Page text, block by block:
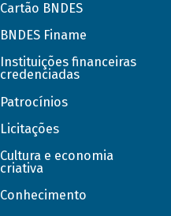
Cartão BNDES
BNDES Finame
Instituições financeiras
credenciadas
Patrocínios
Licitações
Cultura e economia
criativa
Conhecimento